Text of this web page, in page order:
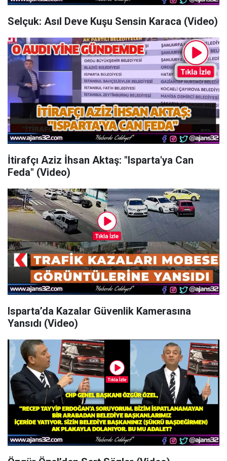
Selçuk: Asıl Deve Kuşu Sensin Karaca (Video)
İtirafçı Aziz İhsan Aktaş: "Isparta'ya Can
Feda" (Video)
Isparta’da Kazalar Güvenlik Kamerasına
Yansıdı (Video)